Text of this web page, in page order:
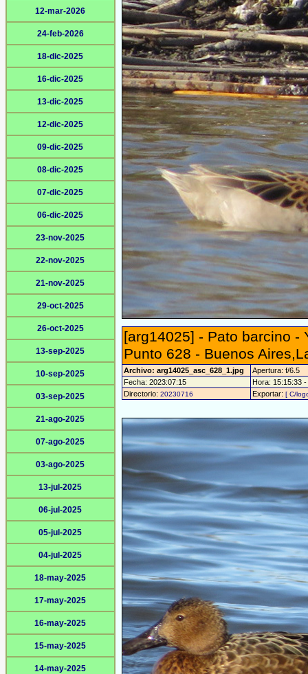
12-mar-2026
24-feb-2026
18-dic-2025
16-dic-2025
13-dic-2025
12-dic-2025
09-dic-2025
08-dic-2025
07-dic-2025
06-dic-2025
23-nov-2025
22-nov-2025
21-nov-2025
29-oct-2025
26-oct-2025
13-sep-2025
10-sep-2025
03-sep-2025
21-ago-2025
07-ago-2025
03-ago-2025
13-jul-2025
06-jul-2025
05-jul-2025
04-jul-2025
18-may-2025
17-may-2025
16-may-2025
15-may-2025
14-may-2025
[arg14025] - Pato barcino -
Punto 628 - Buenos
Archivo: arg14025_asc_628_1.jpg
Apertura: f/6.5
Fecha: 2023:07:15
Hora: 15:15:33
Directorio: 20230716 Exportar: [ C/